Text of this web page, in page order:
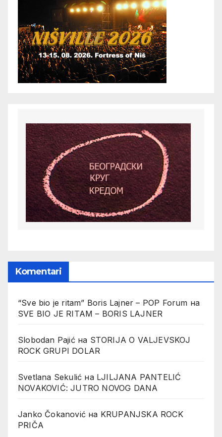
Komentari
“Sve bio je ritam” Boris Lajner – POP Forum на
SVE BIO JE RITAM – BORIS LAJNER
Slobodan Pajićна STORIJA O VALJEVSKOJ
ROCK GRUPI DOLAR
Svetlana Sekulić на LJILJANA PANTELIĆ
NOVAKOVIĆ: JUTRO NOVOG DANA
Janko Čokanović на KRUPANJSKA ROCK
PRIČA